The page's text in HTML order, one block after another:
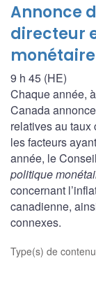
Annonce
directeur
monétaire
9 h 45 (HE)
Chaque année,
Canada
relatives au taux
les facteurs
année, le
politique
concernant
canadienne,
connexes.
Type(s) de contenu